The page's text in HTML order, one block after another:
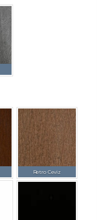
Retro Ceviz